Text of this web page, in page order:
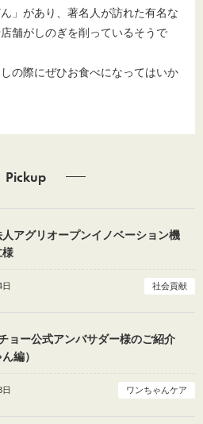
」があり、著名人が訪れた有名な
舗がしのぎを削っているそうで
の際にぜひお食べになってはいか
Pickup
アグリオープンイノベーション機
社会貢献
ョー公式アンバサダー様のご紹介
編）
ワンちゃんケア